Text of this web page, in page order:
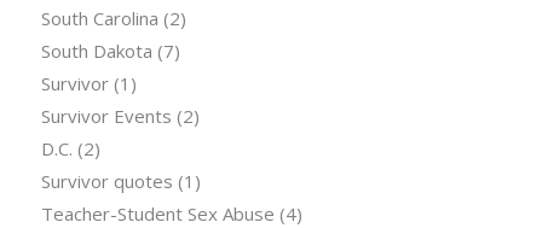
South Carolina (2)
South Dakota (7)
Survivor(1)
Survivor Events (2)
D.C. (2)
Survivor quotes (1)
Teacher-Student Sex Abuse (4)